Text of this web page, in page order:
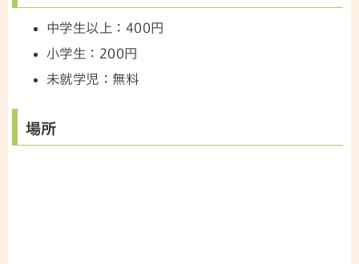
中学生以上：400円
小学生：200円
未就学児：無料
場所